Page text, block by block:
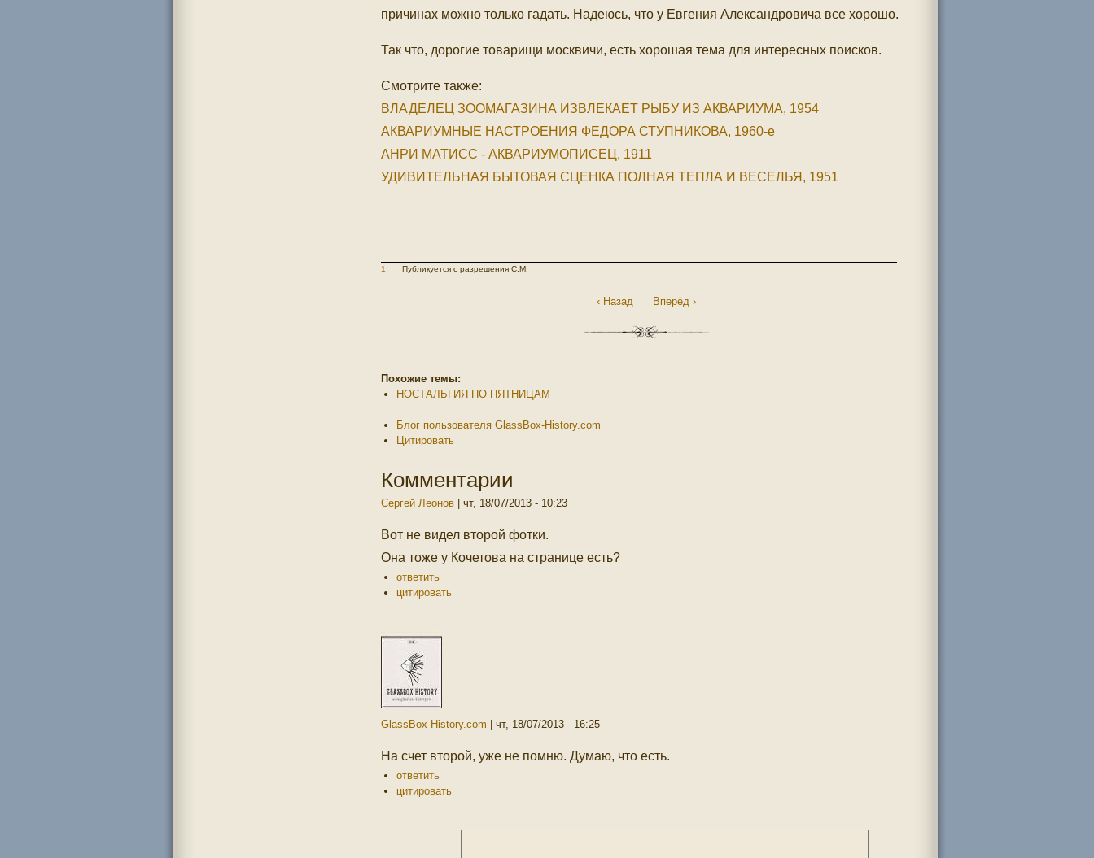
причинах можно только гадать. Надеюсь, что у Евгения Александровича все хорошо.
Так что, дорогие товарищи москвичи, есть хорошая тема для интересных поисков.
Смотрите также:
ВЛАДЕЛЕЦ ЗООМАГАЗИНА ИЗВЛЕКАЕТ РЫБУ ИЗ АКВАРИУМА, 1954
АКВАРИУМНЫЕ НАСТРОЕНИЯ ФЕДОРА СТУПНИКОВА, 1960-е
АНРИ МАТИСС - АКВАРИУМОПИСEЦ, 1911
УДИВИТЕЛЬНАЯ БЫТОВАЯ СЦЕНКА ПОЛНАЯ ТЕПЛА И ВЕСЕЛЬЯ, 1951
1. Публикуется с разрешения С.M.
‹ Назад Вперёд ›
Похожие темы:
НОСТАЛЬГИЯ ПО ПЯТНИЦАМ
Блог пользователя GlassBox-History.com
Цитировать
Комментарии
Сергей Леонов | чт, 18/07/2013 - 10:23
Вот не видел второй фотки.
Она тоже у Кочетова на странице есть?
ответить
цитировать
GlassBox-History.com чт, 18/07/2013 - 16:25
На счет второй, уже не помню. Думаю, что есть.
ответить
цитировать